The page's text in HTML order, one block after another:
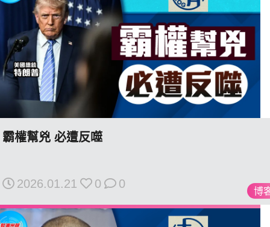
登記支持
聯絡我們
私
隱
博
霸權幫兇 必遭反噬
2026.01.21 0 0